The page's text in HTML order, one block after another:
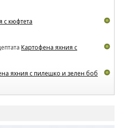
с кюфтета
Картофена яхния с
яхния с пилешко и зелен боб